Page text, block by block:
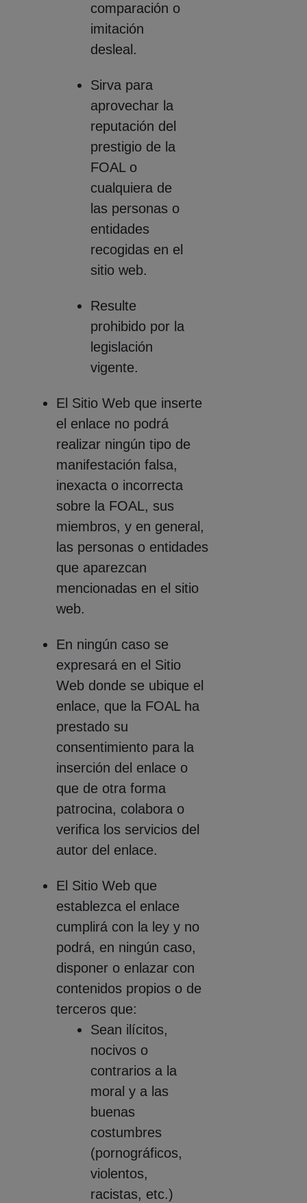
comparación o
imitación
desleal.
Sirva para
aprovechar la
reputación del
prestigio de la
FOAL o
cualquiera de
las personas o
entidades
recogidas en el
sitio web.
Resulte
prohibido por la
legislación
vigente.
El Sitio Web que inserte
el enlace no podrá
realizar ningún tipo de
manifestación falsa,
inexacta o incorrecta
sobre la FOAL, sus
miembros, y en general,
las personas o entidades
que aparezcan
mencionadas en el sitio
web.
En ningún caso se
expresará en el Sitio
Web donde se ubique el
enlace, que la FOAL ha
prestado su
consentimiento para la
inserción del enlace o
que de otra forma
patrocina, colabora o
verifica los servicios del
autor del enlace.
El Sitio Web que
establezca el enlace
cumplirá con la ley y no
podrá, en ningún caso,
disponer o enlazar con
contenidos propios o de
terceros que:
Sean ilícitos,
nocivos o
contrarios a la
moral y a las
buenas
costumbres
(pornográficos,
violentos,
racistas, etc.)